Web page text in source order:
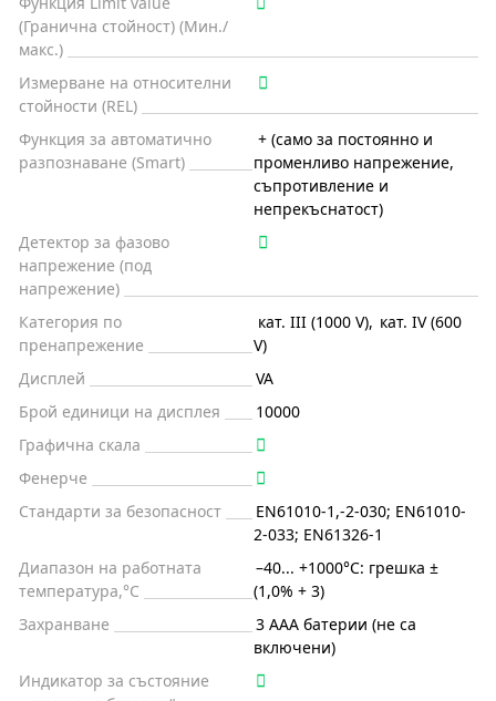
(Гранична стойност) (Мин./
макс.)
Измерване на относителни
стойности (REL)
Функция за автоматично
разпознаване (Smart)
+ (само за постоянно и
променливо напрежение,
съпротивление и
непрекъснатост)
Детектор за фазово
напрежение (под
напрежение)
Категория по
пренапрежение
кат. III (1000 V), кат. IV (600
V)
Дисплей
VA
Брой единици на дисплея
10000
Графична скала
Фенерче
Стандарти за безопасност
EN61010-1,-2-030; EN61010-
2-033; EN61326-1
Диапазон на работната
температура,°C
–40... +1000°C: грешка ±
(1,0% + 3)
Захранване
3 AAA батерии (не са
включени)
Индикатор за състояние